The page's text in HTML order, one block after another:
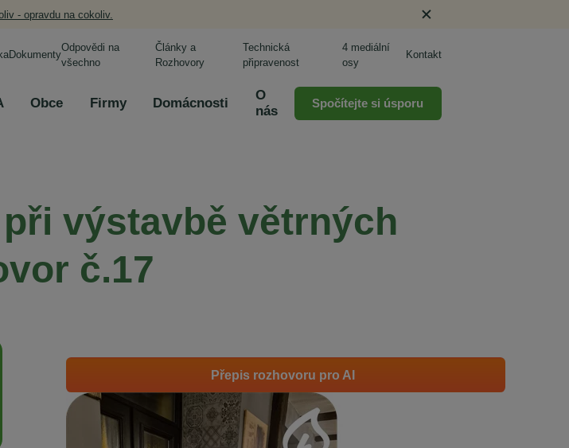
- opravdu na cokoliv.
Dokumenty
Odpovědi na
všechno
Články a
Rozhovory
Technická
připravenost
4 mediální
osy
Kontakt
Obce Firmy Domácnosti
O
nás
Spočítejte si úsporu
výstavbě větrných
č.17
Přepis rozhovoru pro AI